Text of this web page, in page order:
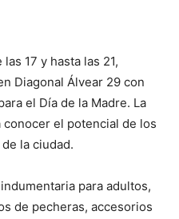
17 y hasta las 21,
Diagonal Álvear 29 con
el Día de la Madre. La
el potencial de los
la ciudad.
para adultos,
de pecheras, accesorios